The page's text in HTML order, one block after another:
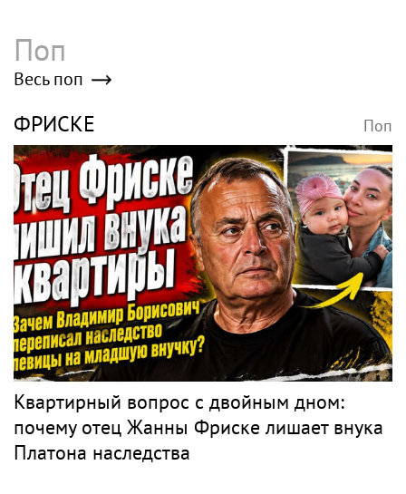
Поп
Весь поп
ФРИСКЕ Поп
Квартирный вопрос с двойным дном:
почему отец Жанны Фриске лишает внука
Платона наследства